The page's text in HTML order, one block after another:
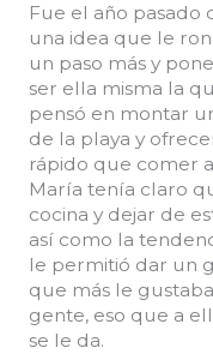
Fue el año pasado
una idea que le
un paso más y
ser ella misma la
pensó en montar
de la playa y
rápido que comer
María tenía claro
cocina y dejar de
así como la
le permitió dar un
que más le
gente, eso que a
se le da.